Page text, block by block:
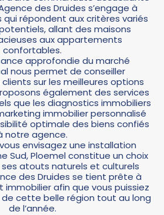
des Druides s’engage à
répondent aux critères variés
allant des maisons
aux appartements
confortables.
approfondie du marché
nous permet de conseiller
sur les meilleures options
également des services
que les diagnostics immobiliers
immobilier personnalisé
optimale des biens confiés
notre agence.
envisagez une installation
Sud, Ploemel constitue un choix
atouts naturels et culturels
des Druides se tient prête à
afin que vous puissiez
cette belle région tout au long
de l’année.